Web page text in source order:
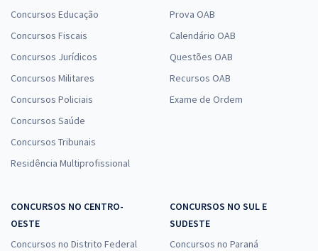
Concursos Educação
Concursos Fiscais
Concursos Jurídicos
Concursos Militares
Concursos Policiais
Concursos Saúde
Concursos Tribunais
Residência Multiprofissional
Prova OAB
Calendário OAB
Questões OAB
Recursos OAB
Exame de Ordem
CONCURSOS NO CENTRO-
OESTE
Concursos no Distrito Federal
CONCURSOS NO SUL E
SUDESTE
Concursos no Paraná